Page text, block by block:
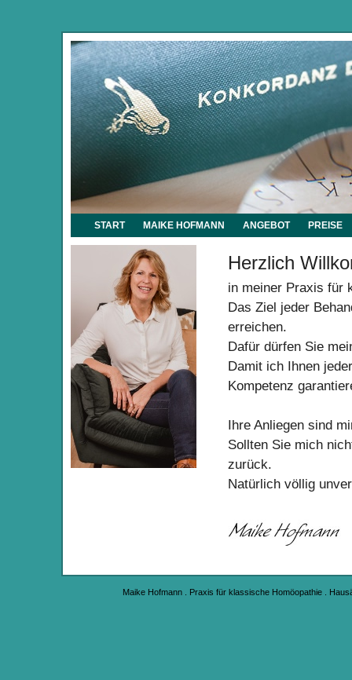
START MAIKE HOFMANN ANGEBOT PREISE
Herzlich
in meiner Praxis für
Das Ziel jeder
erreichen.
Dafür dürfen Sie
Damit ich Ihnen
Kompetenz
Ihre Anliegen sind
Sollten Sie mich
zurück.
Natürlich völlig
Maike Hofmann . Praxis für klassische Homöopathie .